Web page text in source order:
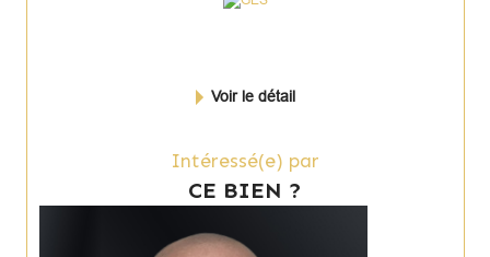
Voir le détail
Intéressé(e) par
CE BIEN ?